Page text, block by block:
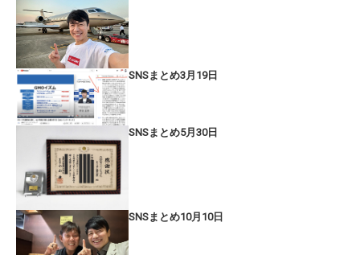
SNSまとめ3月19日
SNSまとめ5月30日
SNSまとめ10月10日